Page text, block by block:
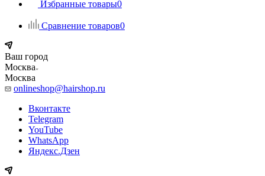
Избранные товары0
Сравнение товаров0
Ваш город
Москва
Москва
onlineshop@hairshop.ru
Вконтакте
Telegram
YouTube
WhatsApp
Яндекс.Дзен